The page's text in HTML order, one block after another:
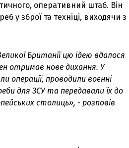
оперативний штаб. Він
у зброї та техніці, виходячи з
Британії цю ідею вдалося
отримав нове дихання. У
операції, проводили воєнні
для ЗСУ та передавали їх до
столиць», - розповів